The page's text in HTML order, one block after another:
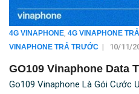
4G VINAPHONE, 4G VINAPHONE
VINAPHONE TRẢ TRƯỚC | 10/11/
GO109 Vinaphone Data
Go109 Vinaphone Là Gói Cước